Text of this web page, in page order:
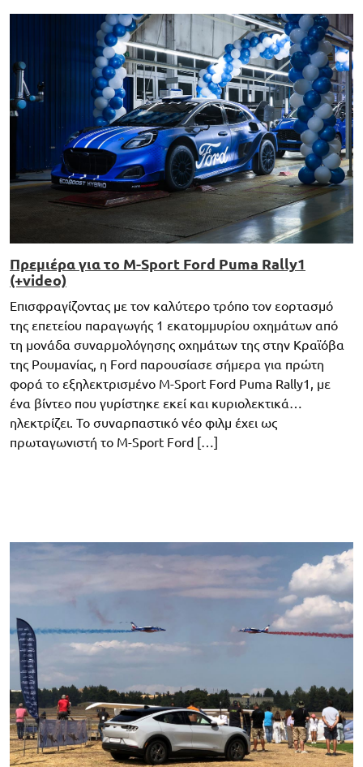
Πρεμιέρα για το M-Sport Ford Puma Rally1
(+video)
Επισφραγίζοντας με τον καλύτερο τρόπο τον εορτασμό
της επετείου παραγωγής 1 εκατομμυρίου οχημάτων από
τη μονάδα συναρμολόγησης οχημάτων της στην Κραϊόβα
της Ρουμανίας, η Ford παρουσίασε σήμερα για πρώτη
φορά το εξηλεκτρισμένο M-Sport Ford Puma Rally1, με
ένα βίντεο που γυρίστηκε εκεί και κυριολεκτικά…
ηλεκτρίζει. Το συναρπαστικό νέο φιλμ έχει ως
πρωταγωνιστή το M-Sport Ford […]